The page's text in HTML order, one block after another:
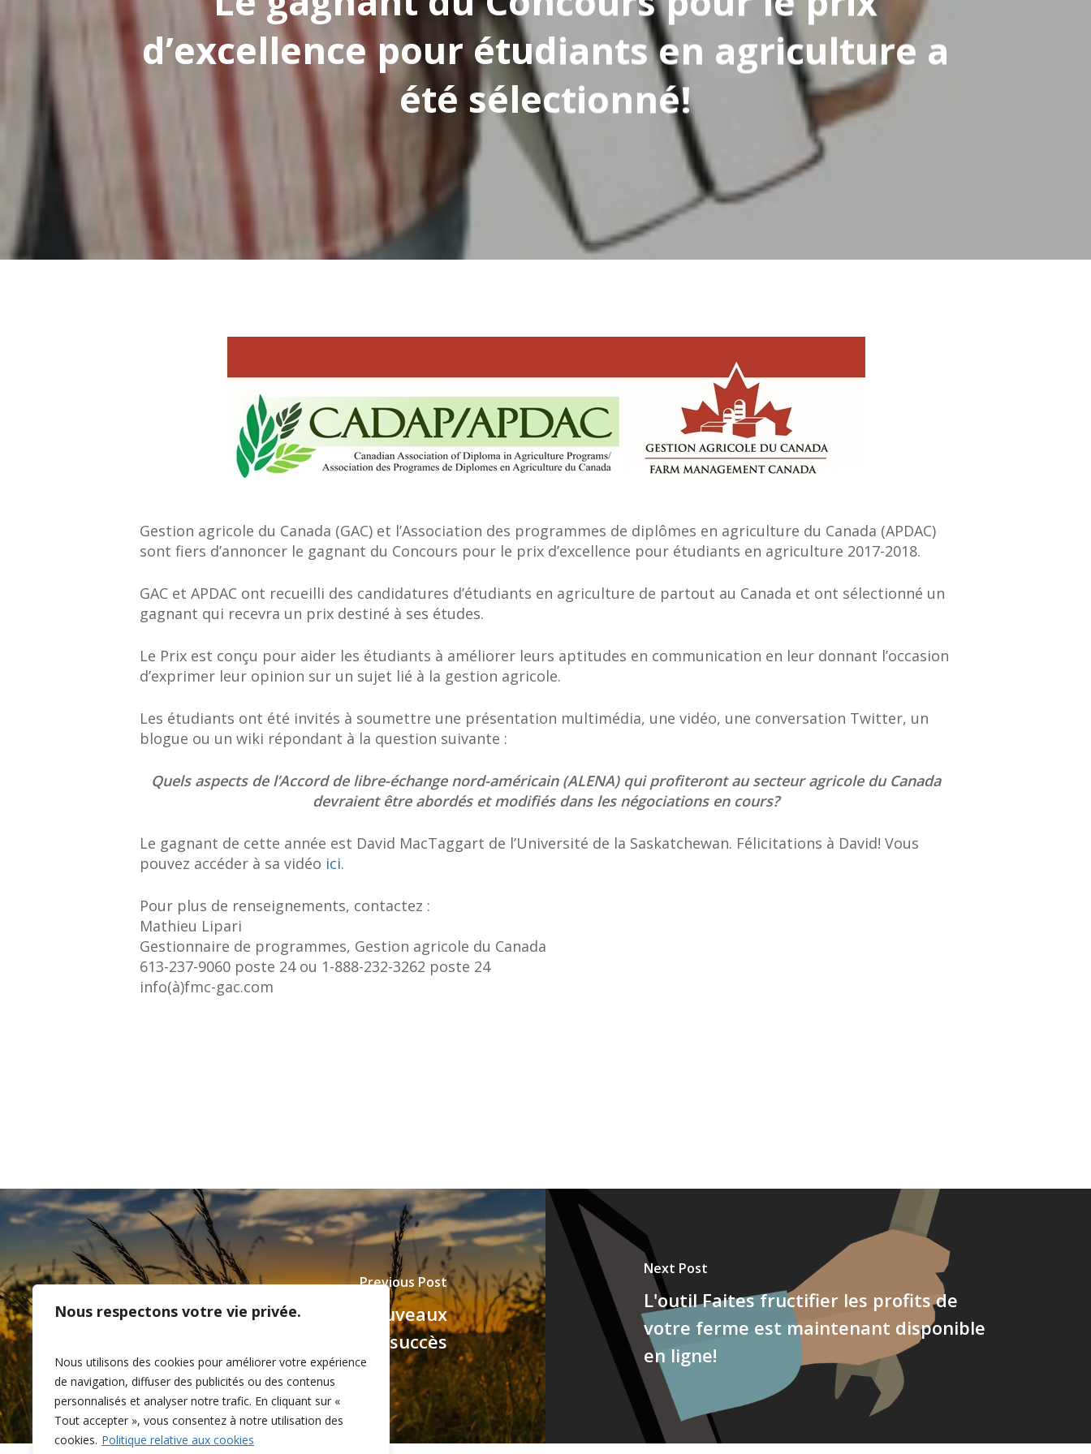
Nous respectons votre vie privée.
Nous utilisons des cookies pour améliorer votre expérience
de navigation, diffuser des publicités ou des contenus
personnalisés et analyser notre trafic. En cliquant sur «
Tout accepter », vous consentez à notre utilisation des
cookies. Politique relative aux cookies
Appuyez sur "Enter" pour rechercher ou sur "ESC" pour fermer
d’excellence pour étudiants en agriculture a
été sélectionné!
Gestion agricole du Canada (GAC) et l’Association des programmes de diplômes en agriculture du Canada (APDAC)
sont fiers d’annoncer le gagnant du Concours pour le prix d’excellence pour étudiants en agriculture 2017-2018.
GAC et APDAC ont recueilli des candidatures d’étudiants en agriculture de partout au Canada et ont sélectionné un
gagnant qui recevra un prix destiné à ses études.
Le Prix est conçu pour aider les étudiants à améliorer leurs aptitudes en communication en leur donnant l’occasion
d’exprimer leur opinion sur un sujet lié à la gestion agricole.
Les étudiants ont été invités à soumettre une présentation multimédia, une vidéo, une conversation Twitter, un
blogue ou un wiki répondant à la question suivante :
Quels aspects de l’Accord de libre-échange nord-américain (ALENA) qui profiteront au secteur agricole du Canada
devraient être abordés et modifiés dans les négociations en cours?
Le gagnant de cette année est David MacTaggart de l’Université de la Saskatchewan. Félicitations à David! Vous
pouvez accéder à sa vidéo ici.
Pour plus de renseignements, contactez :
Mathieu Lipari
Gestionnaire de programmes, Gestion agricole du Canada
613-237-9060 poste 24 ou 1-888-232-3262 poste 24
info(à)fmc-gac.com
Previous Post
GAC accueille de nouveaux
administrateurs et célèbre le succès
Next Post
L'outil Faites fructifier les profits de
votre ferme est maintenant disponible
en ligne!